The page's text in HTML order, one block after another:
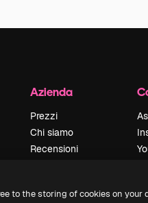
Azienda
Prezzi
Chi siamo
Recensioni
Blog
to the storing of cookies on your